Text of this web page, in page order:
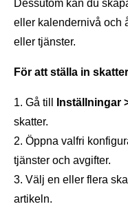
Dessutom kan du
eller kalendernivå och
eller tjänster.
För att ställa in
Gå till Inställningar
skatter.
Öppna valfri
tjänster och avgifter.
Välj en eller flera
artikeln.